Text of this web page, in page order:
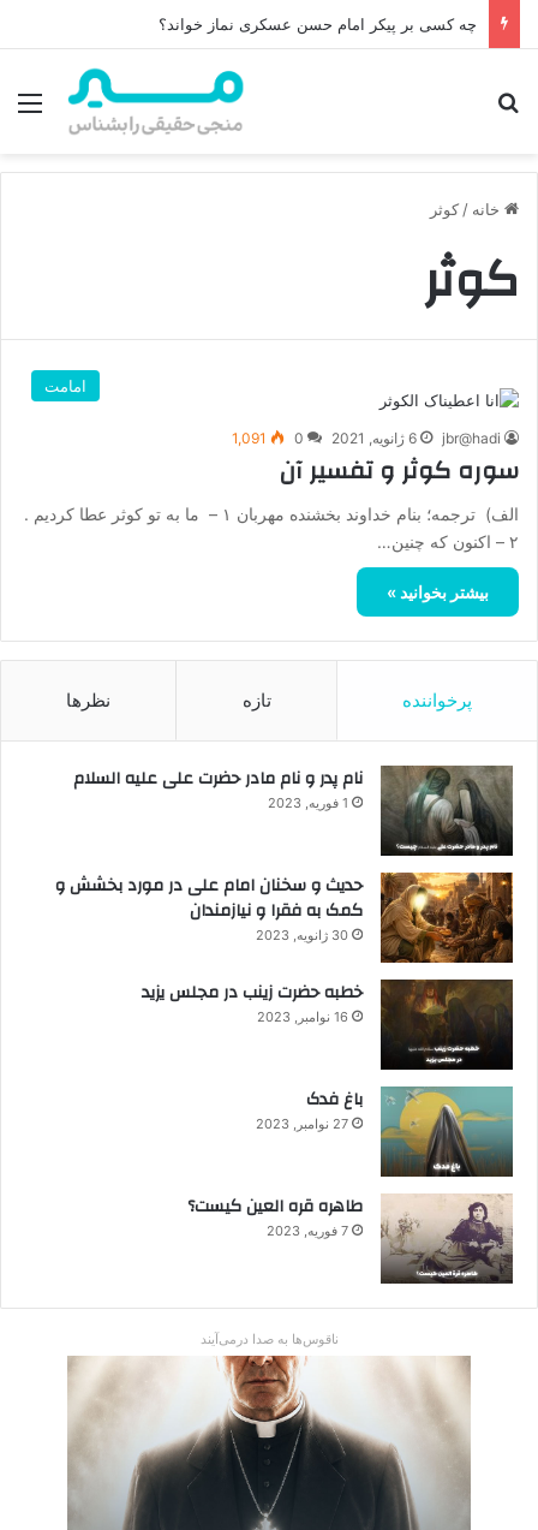
چه کسی بر پیکر امام حسن عسکری نماز خواند؟
خانه /کوثر
کوثر
امامت
jbr@hadi 6 ژانویه, 2021 0
1,091
سوره کوثر و تفسیر آن
الف) ترجمه؛ بنام خداوند بخشنده مهربان ۱ – ما به تو كوثر عطا كرديم .
۲ – اكنون كه چنين…
بیشتر بخوانید »
پرخواننده تازه نظرها
نام پدر و نام مادر حضرت علی علیه السلام
1 فوریه, 2023
حدیث و سخنان امام علی در مورد بخشش و
کمک به فقرا و نیازمندان
30 ژانویه, 2023
خطبه حضرت زینب در مجلس یزید
16 نوامبر, 2023
باغ فدک
27 نوامبر, 2023
طاهره قره العین کیست؟
7 فوریه, 2023
ناقوس‌ها به صدا در‌می‌آیند